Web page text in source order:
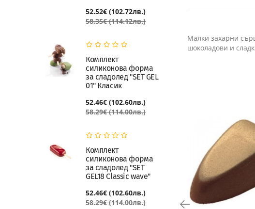
52.52€ (102.72лв.)
58.35€ (114.12лв.)
Комплект
силиконова форма
за сладолед "SET GEL
01" Класик
52.46€ (102.60лв.)
58.29€ (114.00лв.)
Комплект
силиконова форма
за сладолед "SET
GEL18 Classic wave"
52.46€ (102.60лв.)
58.29€ (114.00лв.)
Малки захарни
шоколадови и